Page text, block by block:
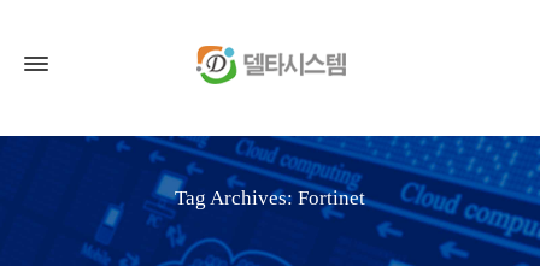
Tag Archives: Fortinet